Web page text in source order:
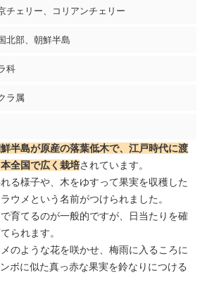
チェリー、コリアンチェリー
北部、朝鮮半島
科
ラ属
半島が原産の落葉低木で、江戸時代に渡
全国で広く栽培されています。
る様子や、木をゆすって果実を収穫した
ウメという名前がつけられました。
育てるのが一般的ですが、日当たりを確
られます。
のような花を咲かせ、梅雨に入るころに
ボに似た真っ赤な果実を鈴なりにつける